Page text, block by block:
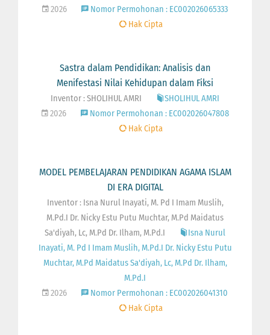
2026
Nomor Permohonan : EC002026065333
Hak Cipta
Sastra dalam Pendidikan: Analisis dan
Menifestasi Nilai Kehidupan dalam Fiksi
Inventor : SHOLIHUL AMRI
SHOLIHUL AMRI
2026
Nomor Permohonan : EC002026047808
Hak Cipta
MODEL PEMBELAJARAN PENDIDIKAN AGAMA ISLAM
DI ERA DIGITAL
Inventor : Isna Nurul Inayati, M. Pd I Imam Muslih,
M.Pd.I Dr. Nicky Estu Putu Muchtar, M.Pd Maidatus
Sa'diyah, Lc, M.Pd Dr. Ilham, M.Pd.I
Isna Nurul
Inayati, M. Pd I Imam Muslih, M.Pd.I Dr. Nicky Estu Putu
Muchtar, M.Pd Maidatus Sa'diyah, Lc, M.Pd Dr. Ilham,
M.Pd.I
2026
Nomor Permohonan : EC002026041310
Hak Cipta